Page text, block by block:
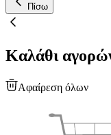
Πίσω
Καλάθι
Αφαίρεση όλων